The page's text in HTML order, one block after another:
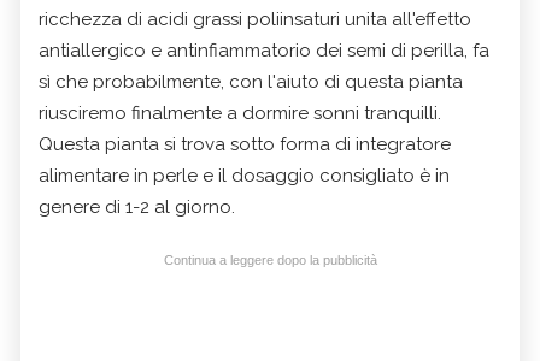
ricchezza di acidi grassi poliinsaturi unita all'effetto
antiallergico e antinfiammatorio dei semi di perilla, fa
sì che probabilmente, con l'aiuto di questa pianta
riusciremo finalmente a dormire sonni tranquilli.
Questa pianta si trova sotto forma di integratore
alimentare in perle e il dosaggio consigliato è in
genere di 1-2 al giorno.
Continua a leggere dopo la pubblicità